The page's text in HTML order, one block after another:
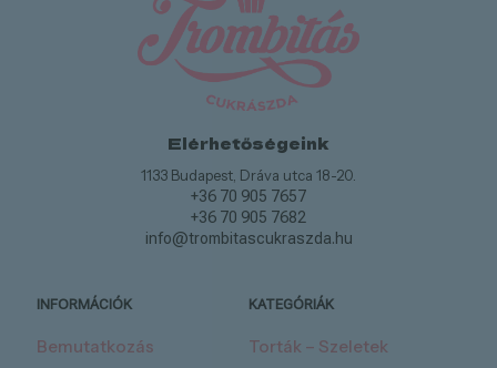
Elérhetőségeink
1133 Budapest, Dráva utca 18-20.
+36 70 905 7657
+36 70 905 7682
info@trombitascukraszda.hu
INFORMÁCIÓK
Bemutatkozás
KATEGÓRIÁK
Torták – Szeletek